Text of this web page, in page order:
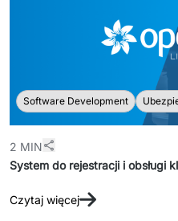
Software Development
2 MIN
System do rejestracji i obsługi
Czytaj więcej